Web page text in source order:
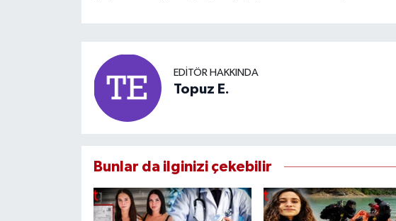
EDITÖR HAKKINDA
Topuz E.
Bunlar da ilginizi çekebilir